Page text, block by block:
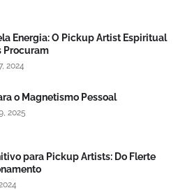
Energia: O Pickup Artist Espiritual
Procuram
2024
o Magnetismo Pessoal
2025
para Pickup Artists: Do Flerte